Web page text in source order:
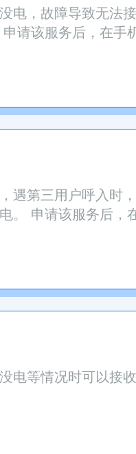
电，故障导致无法
请该服务后，在
遇第三用户呼入时
。 申请该服务后，
电等情况时可以接